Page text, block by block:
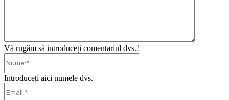
Vă rugăm să introduceți comentariul dvs.!
Introduceți aici numele dvs.